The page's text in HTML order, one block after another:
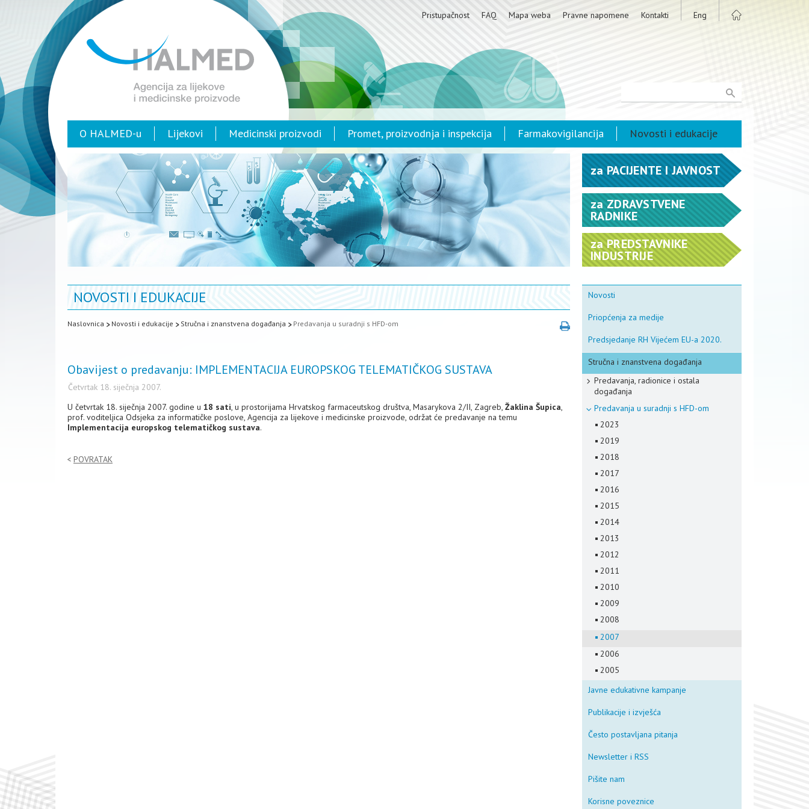
Pristupačnost FAQ Mapa weba Pravne napomene Kontakti Eng
O HALMED-u Lijekovi Medicinski proizvodi Promet, proizvodnja i inspekcija Farmakovigilancija Novosti i edukacije
NOVOSTI I EDUKACIJE
Naslovnica Novosti i edukacije Stručna i znanstvena događanja Predavanja u suradnji s HFD-om
Obavijest o predavanju: IMPLEMENTACIJA EUROPSKOG TELEMATIČKOG SUSTAVA
Četvrtak 18. siječnja 2007.
U četvrtak 18. siječnja 2007. godine u 18 sati, u prostorijama Hrvatskog farmaceutskog društva, Masarykova 2/II, Zagreb, Žaklina Šupica,
prof. voditeljica Odsjeka za informatičke poslove, Agencija za lijekove i medicinske proizvode, održat će predavanje na temu
Implementacija europskog telematičkog sustava.
POVRATAK
za PACIJENTE I JAVNOST
za ZDRAVSTVENE
RADNIKE
zaPREDSTAVNIKE
INDUSTRIJE
Novosti
Priopćenja za medije
Predsjedanje RH Vijećem EU-a 2020.
Stručna i znanstvena događanja
Predavanja, radionice i ostala
događanja
Predavanja u suradnji s HFD-om
2023
2019
2018
2017
2016
2015
2014
2013
2012
2011
2010
2009
2008
2007
2006
2005
Javne edukativne kampanje
Publikacije i izvješća
Često postavljana pitanja
Newsletter i RSS
Pišite nam
Korisne poveznice